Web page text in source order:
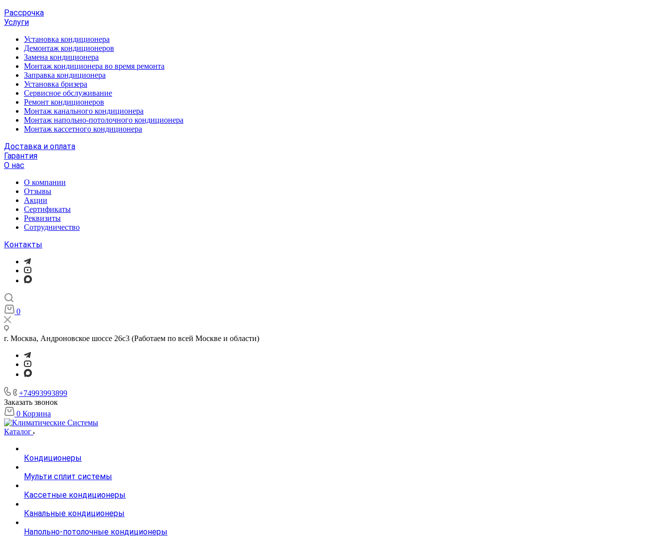
Рассрочка
Услуги
Установка кондиционера
Демонтаж кондиционеров
Замена кондиционера
Монтаж кондиционера во время ремонта
Заправка кондиционера
Установка бризера
Сервисное обслуживание
Ремонт кондиционеров
Монтаж канального кондиционера
Монтаж напольно-потолочного кондиционера
Монтаж кассетного кондиционера
Доставка и оплата
Гарантия
О нас
О компании
Отзывы
Акции
Cертификаты
Реквизиты
Сотрудничество
Контакты
0
г. Москва, Андроновское шоссе 26с3 (Работаем по всей Москве и области)
+74993993899
Заказать звонок
0 Корзина
Каталог
Кондиционеры
Мульти сплит системы
Кассетные кондиционеры
Канальные кондиционеры
Напольно-потолочные кондиционеры